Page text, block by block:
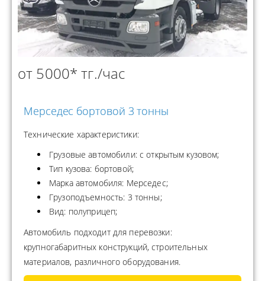
от 5000* тг./час
Мерседес бортовой 3 тонны
Технические характеристики:
Грузовые автомобили: с открытым кузовом;
Тип кузова: бортовой;
Марка автомобиля: Мерседес;
Грузоподъемность: 3 тонны;
Вид: полуприцеп;
Автомобиль подходит для перевозки:
крупногабаритных конструкций, строительных
материалов, различного оборудования.